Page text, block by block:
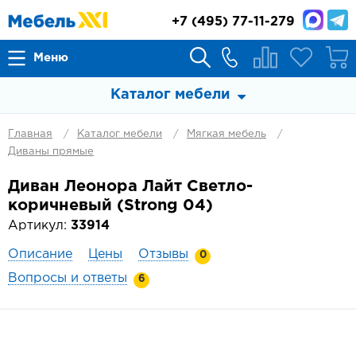
Меню
+7 (495) 77-11-279
Каталог мебели
Главная Каталог мебели
Мягкая мебель
Диваны прямые
Диван Леонора Лайт Светло-
коричневый (Strong 04)
Артикул: 33914
Описание Цены Отзывы 0
Вопросы и ответы 6